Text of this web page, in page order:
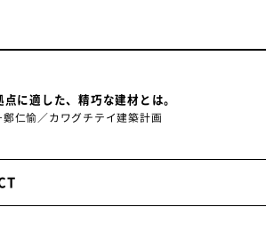
に適した、精巧な建材とは。
仁愉／カワグチテイ建築計画